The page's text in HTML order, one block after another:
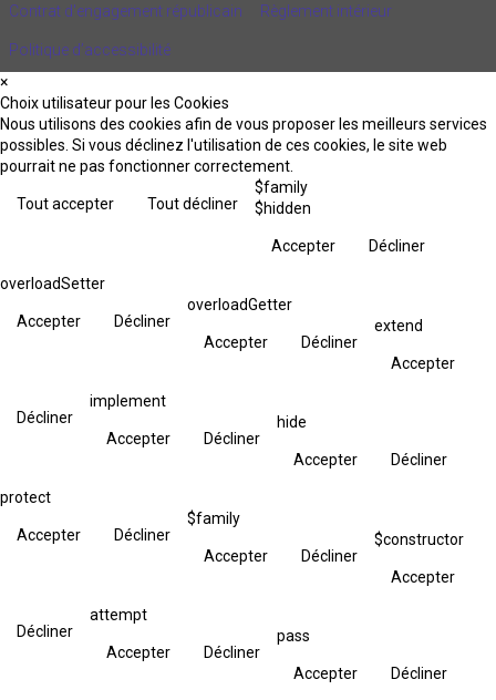
Contrat d'engagement républicain Règlement intérieur
Politique d’accessibilité
×
Choix utilisateur pour les Cookies
Nous utilisons des cookies afin de vous proposer les meilleurs services
possibles. Si vous déclinez l'utilisation de ces cookies, le site web
pourrait ne pas fonctionner correctement.
Tout accepter Tout décliner
$family
$hidden
Accepter Décliner
overloadSetter
Accepter Décliner
overloadGetter
Accepter Décliner
extend
Accepter
Décliner
implement
Accepter Décliner
hide
Accepter Décliner
protect
Accepter Décliner
$family
Accepter Décliner
$constructor
Accepter
Décliner
attempt
Accepter Décliner
pass
Accepter Décliner